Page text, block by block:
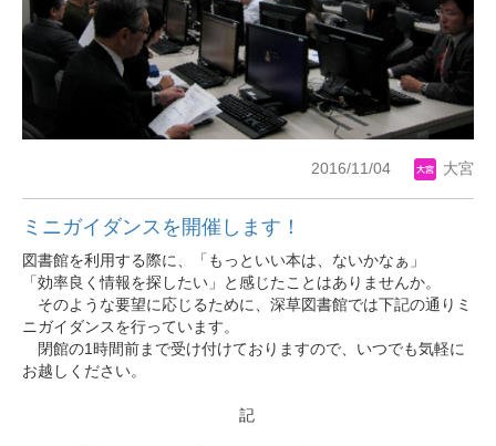
2016/11/04 大宮
ミニガイダンスを開催します！
図書館を利用する際に、「もっといい本は、ないかなぁ」
「効率良く情報を探したい」と感じたことはありませんか。
そのような要望に応じるために、深草図書館では下記の通りミ
ニガイダンスを行っています。
閉館の1時間前まで受け付けておりますので、いつでも気軽に
お越しください。
記